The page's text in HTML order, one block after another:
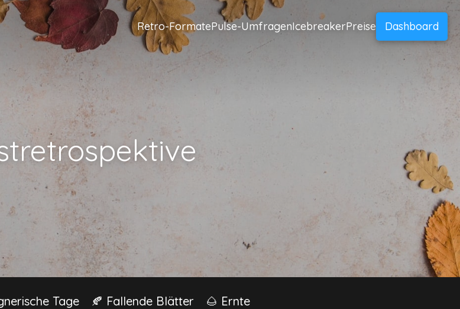
Retro-FormatePulse-UmfragenIcebreakerPreise Dashboard
Tage 🍂 Fallende Blätter 🌰 Ernte